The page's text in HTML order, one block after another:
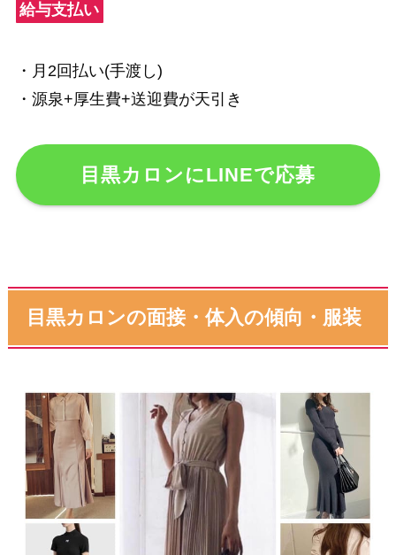
給与支払い
・月2回払い(手渡し)
・源泉+厚生費+送迎費が天引き
目黒カロンにLINEで応募
目黒カロンの面接・体入の傾向・服装